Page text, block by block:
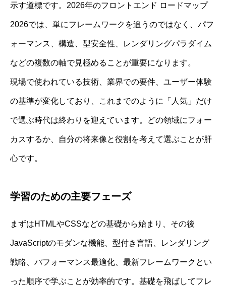
示す道標です。2026年のフロントエンド ロードマップ
2026では、単にフレームワークを追うのではなく、パフ
ォーマンス、構造、型安全性、レンダリングパラダイム
などの複数の軸で見極めることが重要になります。
現場で使われている技術、業界での要件、ユーザー体験
の基準が変化しており、これまでのように「人気」だけ
で選ぶ時代は終わりを迎えています。どの領域にフォー
カスするか、自分の将来像と役割を考えて選ぶことが肝
心です。
学習のための主要フェーズ
まずはHTMLやCSSなどの基礎から始まり、その後
JavaScriptのモダンな機能、型付き言語、レンダリング
戦略、パフォーマンス最適化、最新フレームワークとい
った順序で学ぶことが効率的です。基礎を飛ばしてフレ